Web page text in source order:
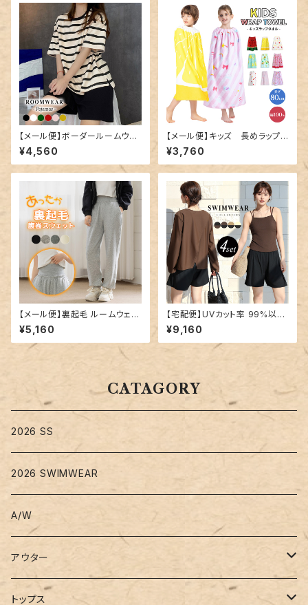
【メール便】ボーダールームウェ
ア／roomwear191
¥4,560
【メール便】キッズ 長めラップタ
オル／towel019
¥3,760
【メール便】裏起毛 ルームウェア
腹巻 パンツ レディース／room
wear259
¥5,160
【宅配便】UVカット率 99%以上
水着 体型カバー キャミキニ レ
ディース 4点セット／hys3396
¥9,160
CATAGORY
2026 SS
2026 SWIMWEAR
A/W
アウター
コート
トップス